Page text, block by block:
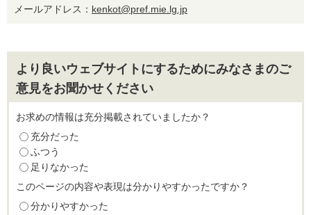
メールアドレス： kenkot@pref.mie.lg.jp
より良いウェブサイトにするためにみなさまのご
意見をお聞かせください
お求めの情報は充分掲載されていましたか？
充分だった
ふつう
足りなかった
このページの内容や表現は分かりやすかったですか？
分かりやすかった